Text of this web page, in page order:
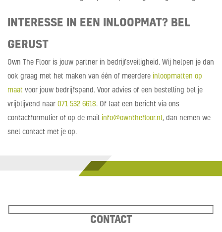
INTERESSE IN EEN INLOOPMAT? BEL
GERUST
Own The Floor is jouw partner in bedrijfsveiligheid. Wij helpen je dan
ook graag met het maken van één of meerdere inloopmatten op
maat voor jouw bedrijfspand. Voor advies of een bestelling bel je
vrijblijvend naar 071 532 6618. Of laat een bericht via ons
contactformulier of op de mail info@ownthefloor.nl, dan nemen we
snel contact met je op.
CONTACT